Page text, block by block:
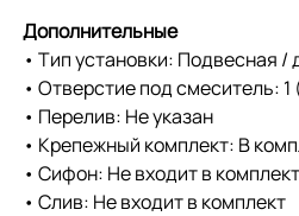
Дополнительные
• Тип установки: Подвесная /
• Отверстие под смеситель: 1
• Перелив: Не указан
• Крепежный комплект: В
• Сифон: Не входит в комплект
• Слив: Не входит в комплект